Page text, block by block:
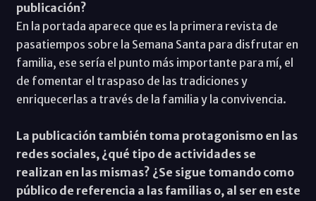
publicación?
En la portada aparece que es la primera revista de
pasatiempos sobre la Semana Santa para disfrutar en
familia, ese sería el punto más importante para mí, el
de fomentar el traspaso de las tradiciones y
enriquecerlas a través de la familia y la convivencia.
La publicación también toma protagonismo en las
redes sociales, ¿qué tipo de actividades se
realizan en las mismas? ¿Se sigue tomando como
público de referencia a las familias o, al ser en este